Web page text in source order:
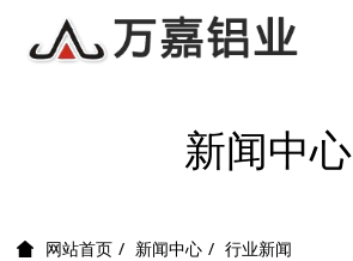
新闻中心
网站首页 新闻中心 行业新闻